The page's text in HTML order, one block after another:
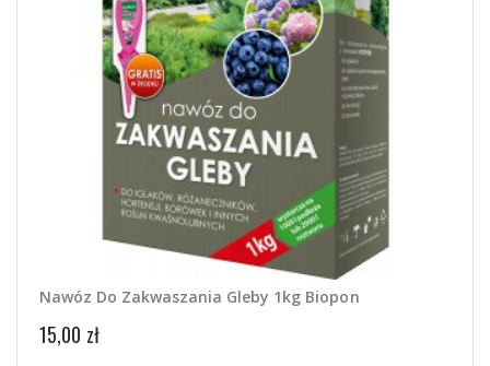
Nawóz Do Zakwaszania Gleby 1kg Biopon
15,00 zł